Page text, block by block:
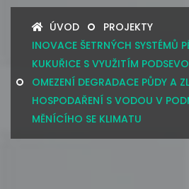
ÚVOD
PROJEKTY
INOVACE ŠETRNÝCH SYSTÉMŮ
KUKUŘICE S VYUŽITÍM
OMEZENÍ DEGRADACE PŮDY A
HOSPODAŘENÍ S VODOU V
MĚNÍCÍHO SE KLIMATU